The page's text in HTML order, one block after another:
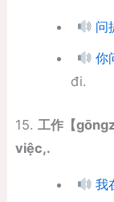
问
你
đi.
15. 工作【
việc,.
我